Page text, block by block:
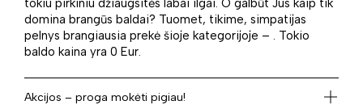
tokiu pirkiniu džiaugsitės labai ilgai. O galbūt Jus kaip tik
domina brangūs baldai? Tuomet, tikime, simpatijas
pelnys brangiausia prekė šioje kategorijoje – . Tokio
baldo kaina yra 0 Eur.
Akcijos – proga mokėti pigiau!